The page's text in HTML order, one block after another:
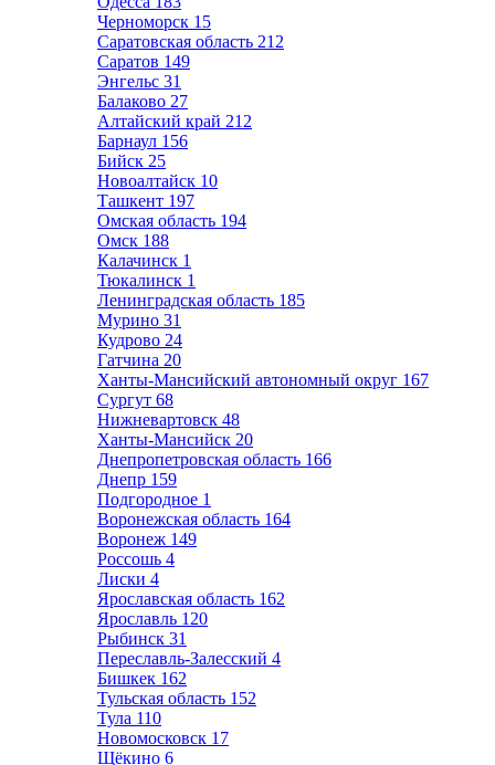
Черноморск 15
Саратовская область 212
Саратов 149
Энгельс 31
Балаково 27
Алтайский край 212
Барнаул 156
Бийск 25
Новоалтайск 10
Ташкент 197
Омская область 194
Омск 188
Калачинск 1
Тюкалинск 1
Ленинградская область 185
Мурино 31
Кудрово 24
Гатчина 20
Ханты-Мансийский автономный округ 167
Сургут 68
Нижневартовск 48
Ханты-Мансийск 20
Днепропетровская область 166
Днепр 159
Подгородное 1
Воронежская область 164
Воронеж 149
Россошь 4
Лиски 4
Ярославская область 162
Ярославль 120
Рыбинск 31
Переславль-Залесский 4
Бишкек 162
Тульская область 152
Тула 110
Новомосковск 17
Щёкино 6